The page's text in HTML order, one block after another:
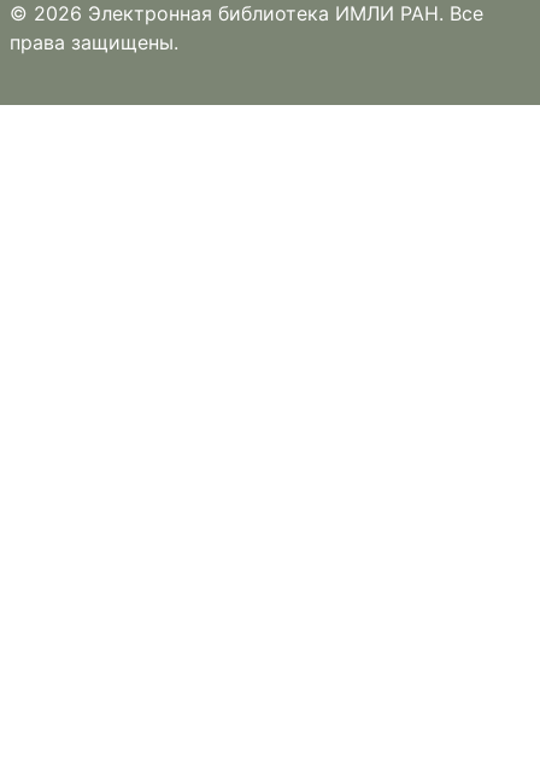
© 2026 Электронная библиотека ИМЛИ РАН. Все
права защищены.